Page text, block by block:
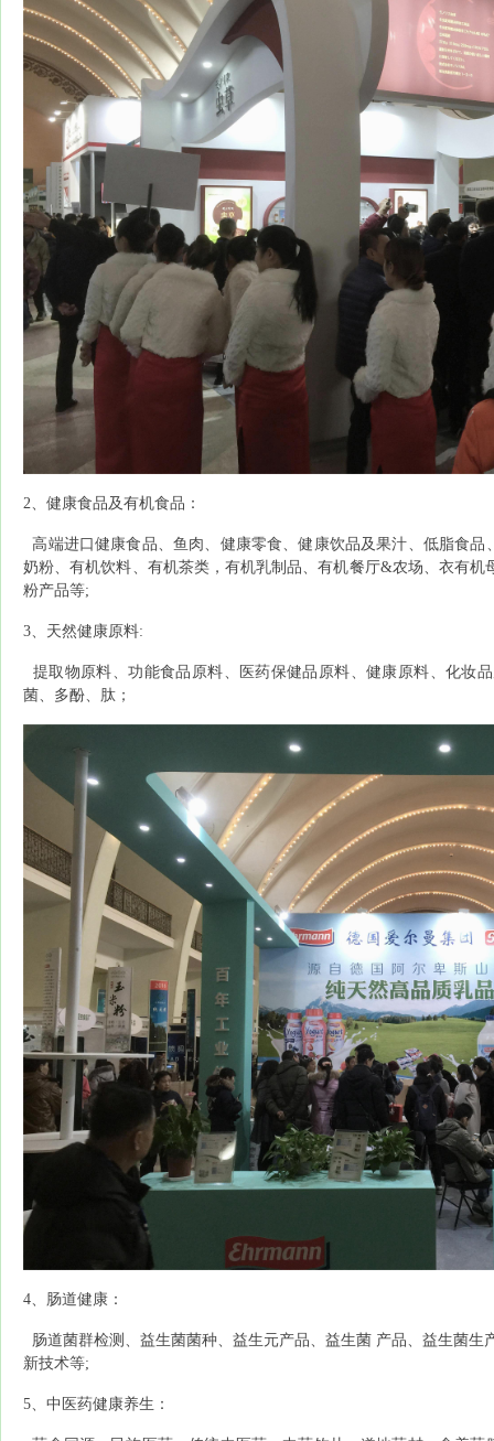
2、健康食品及有机食品：
高端进口健康食品、鱼肉、健康零食、健康饮品及果汁、低脂食
奶粉、有机饮料、有机茶类，有机乳制品、有机餐厅&农场、衣有机
粉产品等;
3、天然健康原料:
提取物原料、功能食品原料、医药保健品原料、健康原料、化妆
菌、多酚、肽；
4、肠道健康：
肠道菌群检测、益生菌菌种、益生元产品、益生菌 产品、益生菌生
新技术等;
5、中医药健康养生：